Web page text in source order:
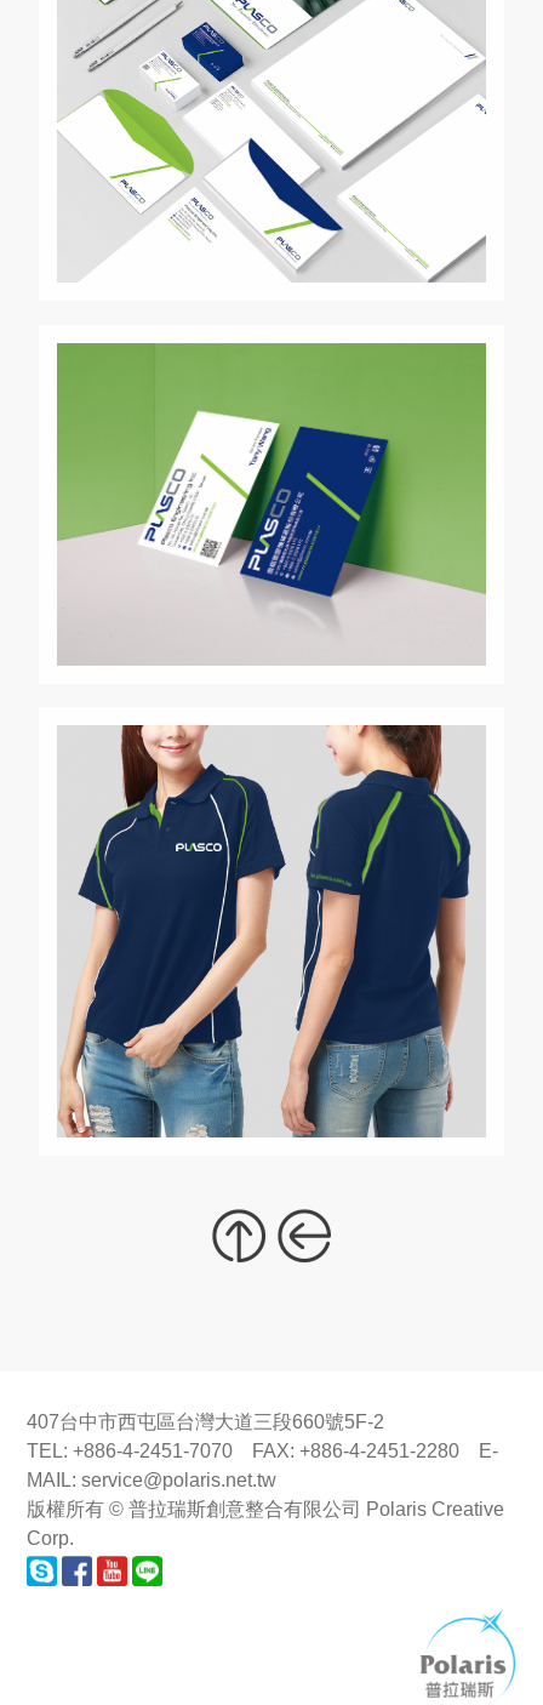
407台中市西屯區台灣大道三段660號5F-2
TEL: +886-4-2451-7070 FAX: +886-4-2451-2280 E-
MAIL:service@polaris.net.tw
版權所有 © 普拉瑞斯創意整合有限公司 Polaris Creative
Corp.